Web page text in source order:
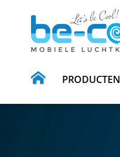
PRODUCTEN